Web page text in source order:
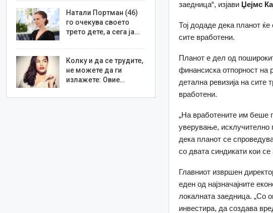
заедница“, изјави Џејмс
Тој додаде дека планот
сите вработени.
Планот е дел од
финансиска отпорност на
детална ревизија на сите
вработени.
„На вработените им беше
уверување, исклучително
дека планот се
со двата синдикати кои
Главниот извршен
еден од најзначајните
локалната заедница. „Со
инвестира, да создава
Натали Портман (46)
го очекува своето
трето дете, а сега ја…
Колку и да се трудите,
не можете да ги
излажете: Овие…